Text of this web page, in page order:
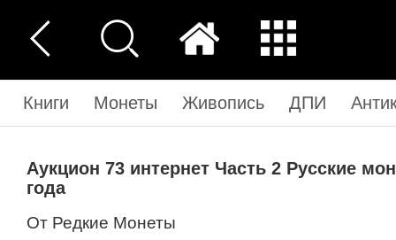
Книги Монеты Живопись ДПИ
Аукцион 73 интернет Часть 2 Русские
года
от Редкие Монеты